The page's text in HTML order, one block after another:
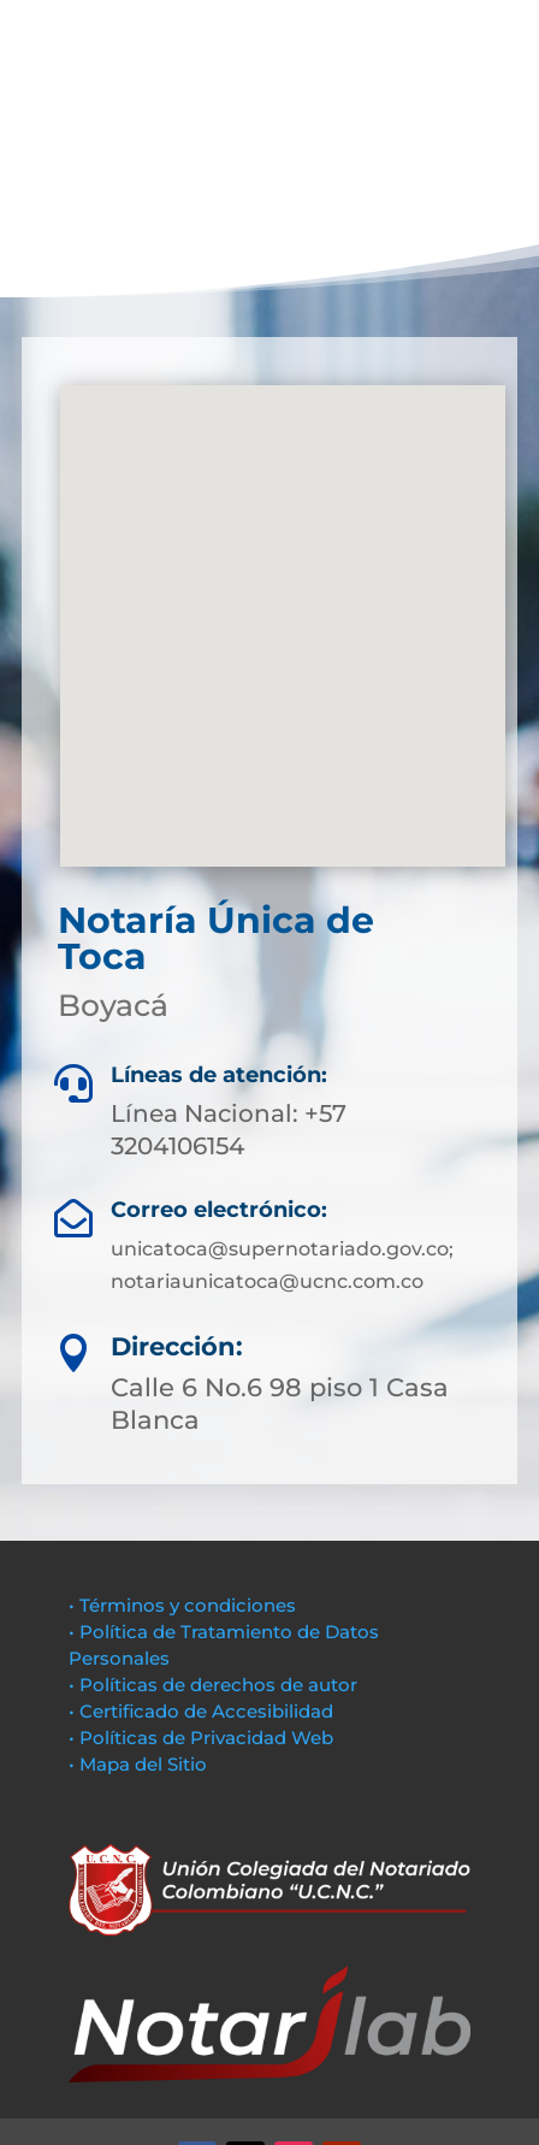
Notaría Única de
Toca
Boyacá
 Líneas de atención:
Línea Nacional: +57
3204106154
 Correo electrónico:
unicatoca@supernotariado.gov.co;
notariaunicatoca@ucnc.com.co

Dirección:
Calle 6 No.6 98 piso 1 Casa
Blanca
• Términos y condiciones
• Política de Tratamiento de Datos
Personales
• Políticas de derechos de autor
• Certificado de Accesibilidad
• Políticas de Privacidad Web
• Mapa del Sitio